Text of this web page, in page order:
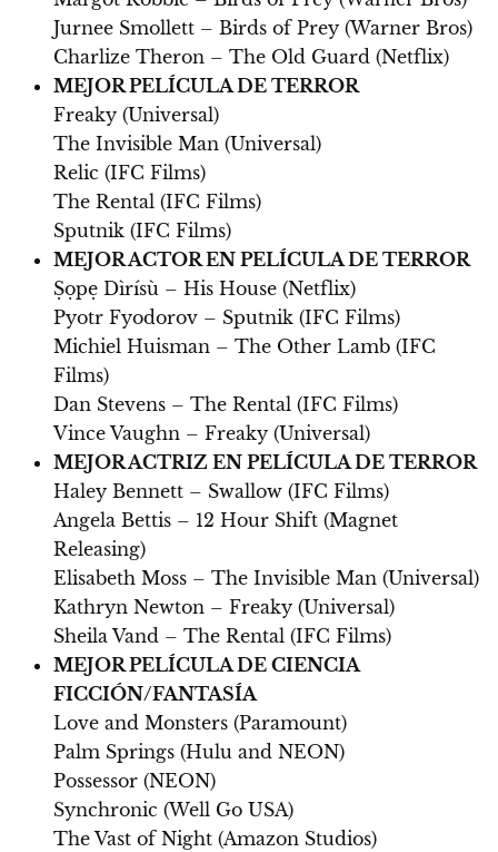
Jurnee Smollett – Birds of Prey (Warner Bros)
Charlize Theron – The Old Guard (Netflix)
MEJOR PELÍCULA DE TERROR
Freaky (Universal)
The Invisible Man (Universal)
Relic (IFC Films)
The Rental (IFC Films)
Sputnik (IFC Films)
MEJOR ACTOR EN PELÍCULA DE TERROR
Ṣọpẹ Dìrísù – His House (Netflix)
Pyotr Fyodorov – Sputnik (IFC Films)
Michiel Huisman – The Other Lamb (IFC
Films)
Dan Stevens – The Rental (IFC Films)
Vince Vaughn – Freaky (Universal)
MEJOR ACTRIZ EN PELÍCULA DE TERROR
Haley Bennett – Swallow (IFC Films)
Angela Bettis – 12 Hour Shift (Magnet
Releasing)
Elisabeth Moss – The Invisible Man (Universal)
Kathryn Newton – Freaky (Universal)
Sheila Vand – The Rental (IFC Films)
MEJOR PELÍCULA DE CIENCIA
FICCIÓN/FANTASÍA
Love and Monsters (Paramount)
Palm Springs (Hulu and NEON)
Possessor (NEON)
Synchronic (Well Go USA)
The Vast of Night (Amazon Studios)